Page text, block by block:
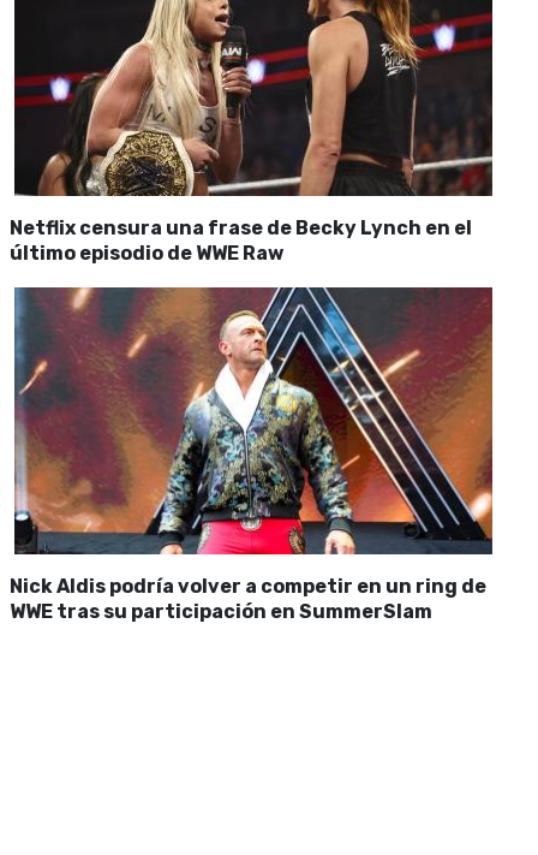
Netflix censura una frase de Becky Lynch en el
último episodio de WWE Raw
Nick Aldis podría volver a competir en un ring de
WWE tras su participación en SummerSlam